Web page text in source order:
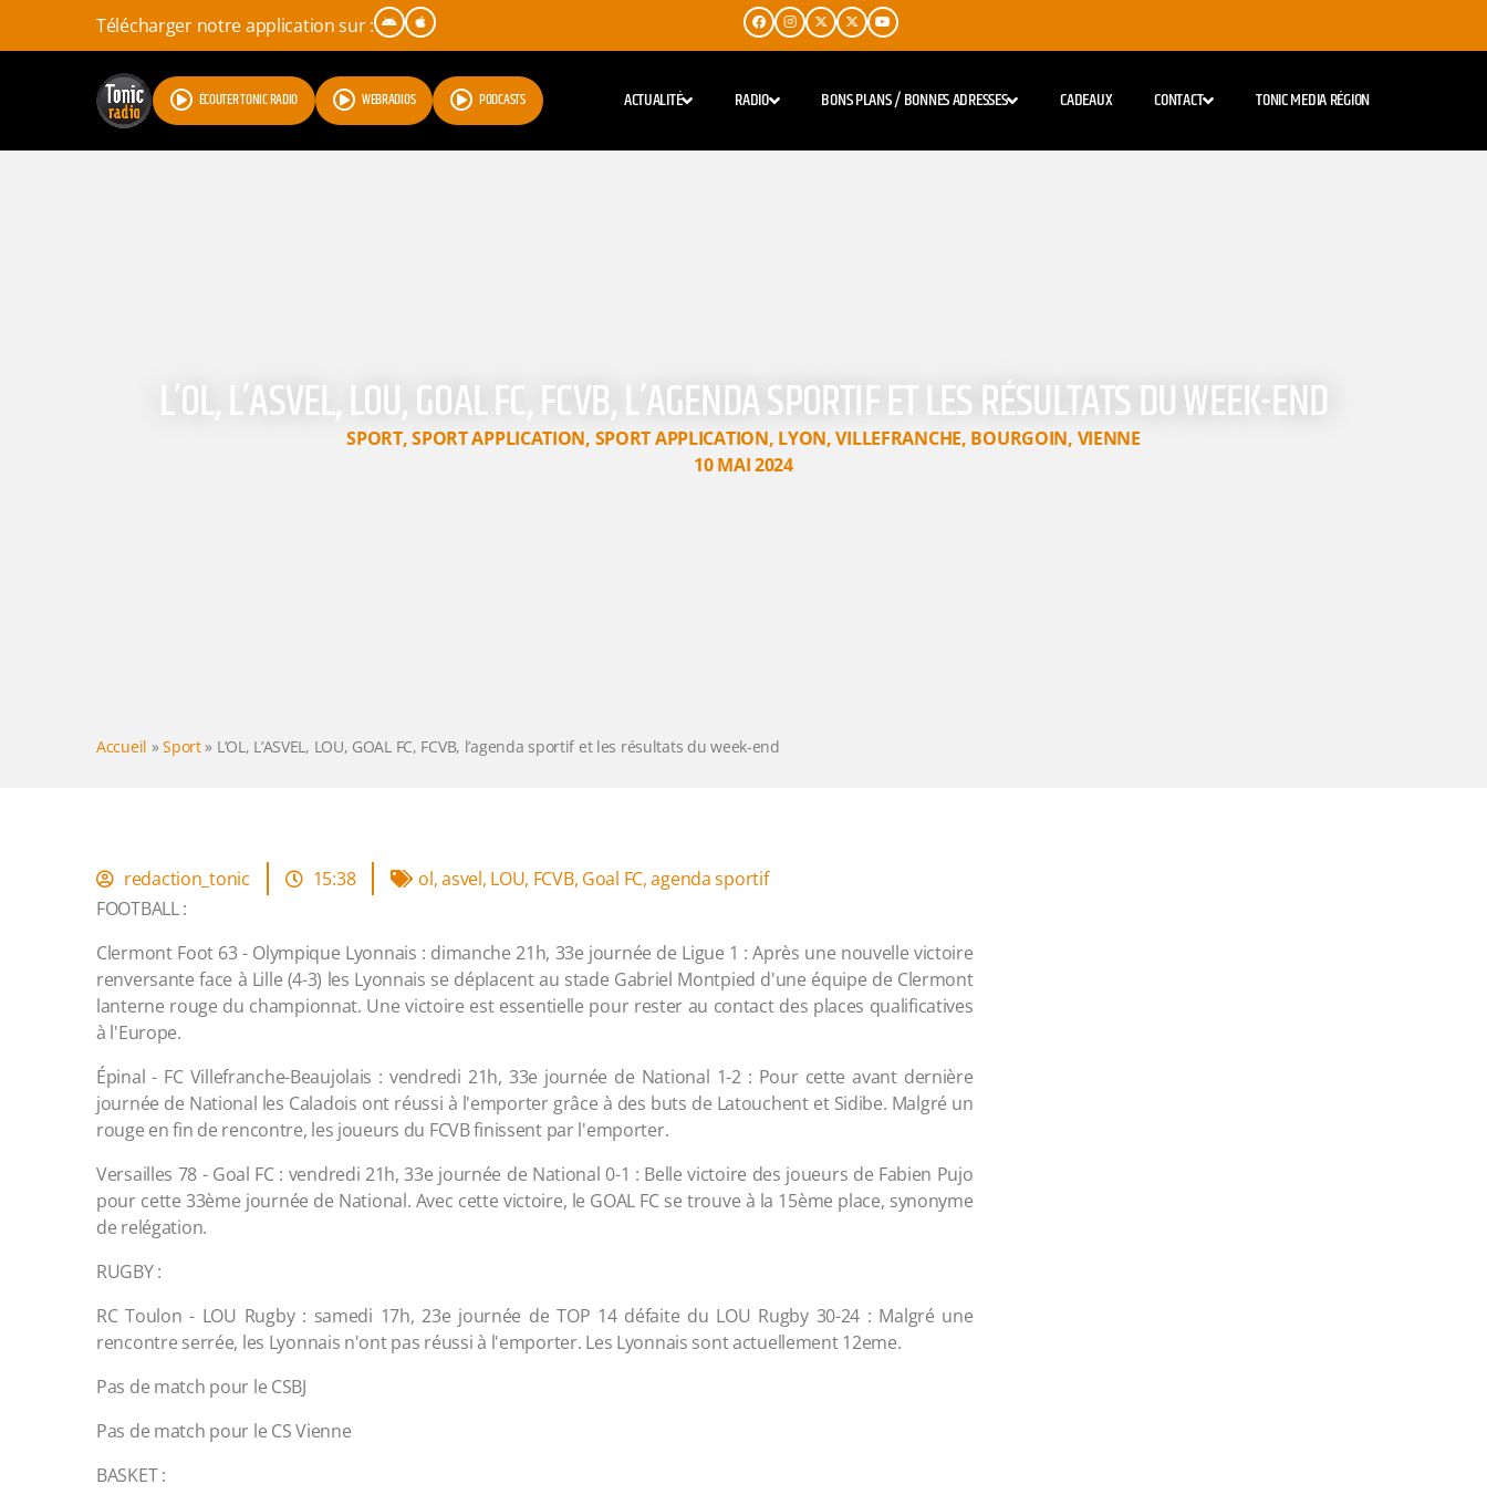
Télécharger notre application sur :
ÉCOUTER TONIC RADIO WEBRADIOS PODCASTS ACTUALITÉ RADIO BONS PLANS / BONNES ADRESSES CADEAUX CONTACT TONIC MEDIA RÉGION
L’OL, L’ASVEL, LOU, GOAL FC, FCVB, L’AGENDA SPORTIF ET LES RÉSULTATS DU WEEK-END
SPORT,SPORT APPLICATION, SPORT APPLICATION, LYON,VILLEFRANCHE, BOURGOIN, VIENNE
10 MAI 2024
Accueil »Sport» L’OL, L’ASVEL, LOU, GOAL FC, FCVB, l’agenda sportif et les résultats du week-end
redaction_tonic 15:38 ol,asvel, LOU, FCVB, Goal FC,agenda sportif
FOOTBALL :
Clermont Foot 63 - Olympique Lyonnais : dimanche 21h, 33e journée de Ligue 1 : Après une nouvelle victoire
renversante face à Lille (4-3) les Lyonnais se déplacent au stade Gabriel Montpied d'une équipe de Clermont
lanterne rouge du championnat. Une victoire est essentielle pour rester au contact des places qualificatives
à l'Europe.
Épinal - FC Villefranche-Beaujolais : vendredi 21h, 33e journée de National 1-2 : Pour cette avant dernière
journée de National les Caladois ont réussi à l'emporter grâce à des buts de Latouchent et Sidibe. Malgré un
rouge en fin de rencontre, les joueurs du FCVB finissent par l'emporter.
Versailles 78 - Goal FC : vendredi 21h, 33e journée de National 0-1 : Belle victoire des joueurs de Fabien Pujo
pour cette 33ème journée de National. Avec cette victoire, le GOAL FC se trouve à la 15ème place, synonyme
de relégation.
RUGBY :
RC Toulon - LOU Rugby : samedi 17h, 23e journée de TOP 14 défaite du LOU Rugby 30-24 : Malgré une
rencontre serrée, les Lyonnais n'ont pas réussi à l'emporter. Les Lyonnais sont actuellement 12eme.
Pas de match pour le CSBJ
Pas de match pour le CS Vienne
BASKET :